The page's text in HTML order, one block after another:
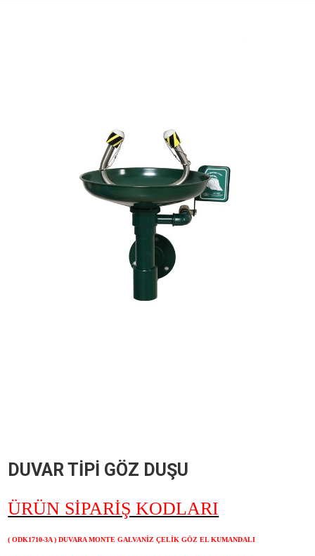
DUVAR TİPİ GÖZ DUŞU
ÜRÜN SİPARİŞ KODLARI
( ODK1710-3A ) DUVARA MONTE GALVANİZ ÇELİK GÖZ EL KUMANDALI